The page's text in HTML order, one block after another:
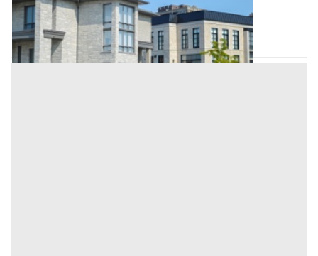
Tertenia (Nuoro)
Codice asta:bdf87bab
Asta chiusa